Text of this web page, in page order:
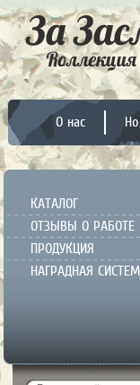
О нас
КАТАЛОГ
ОТЗЫВЫ О РАБОТЕ
ПРОДУКЦИЯ
НАГРАДНАЯ